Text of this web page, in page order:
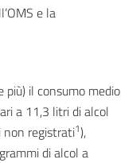
e la
più) il consumo medio
a 11,3 litri di alcol
non registrati1),
di alcol a